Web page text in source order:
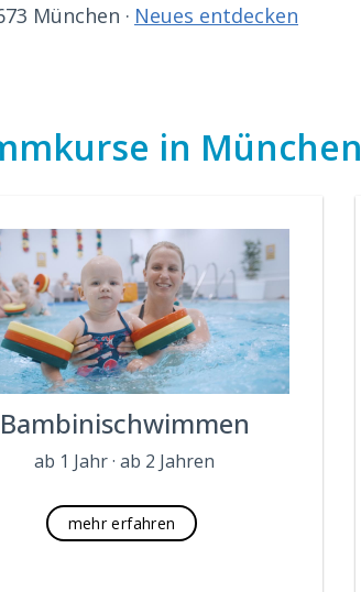
München · Neues entdecken
in München
Bambinischwimmen
ab 1 Jahr · ab 2 Jahren
mehr erfahren